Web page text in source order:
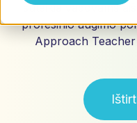
suteikia vadovams
profesinio augimo
Approach